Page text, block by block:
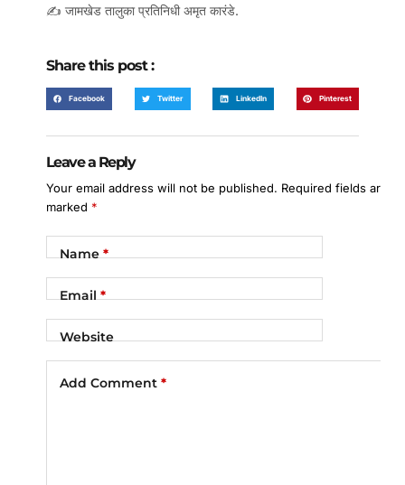
✍️ जामखेड तालुका प्रतिनिधी अमृत कारंडे.
Share this post :
Facebook Twitter LinkedIn Pinterest
Leave a Reply
Your email address will not be published. Required fields are
marked *
Name*
Email*
Website
Add Comment*